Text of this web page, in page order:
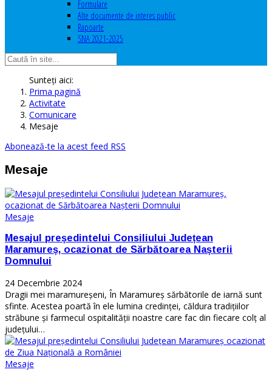
Formulare
Alte documente de interes public
Rapoarte
SNA 2021-2025
Sunteți aici:
Prima pagină
Activitate
Comunicare
Mesaje
Abonează-te la acest feed RSS
Mesaje
Mesaje
Mesajul președintelui Consiliului Județean
Maramureș, ocazionat de Sărbătoarea Nașterii
Domnului
24 Decembrie 2024
Dragii mei maramureșeni, În Maramureș sărbătorile de iarnă sunt
sfinte. Acestea poartă în ele lumina credinței, căldura tradițiilor
străbune și farmecul ospitalității noastre care fac din fiecare colț al
județului…
Mesaje